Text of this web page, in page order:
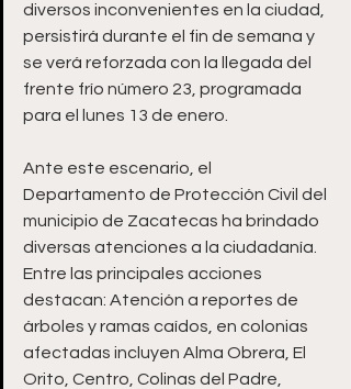
diversos inconvenientes en la ciudad,
persistirá durante el fin de semana y
se verá reforzada con la llegada del
frente frío número 23, programada
para el lunes 13 de enero.
Ante este escenario, el
Departamento de Protección Civil del
municipio de Zacatecas ha brindado
diversas atenciones a la ciudadanía.
Entre las principales acciones
destacan: Atención a reportes de
árboles y ramas caídos, en colonias
afectadas incluyen Alma Obrera, El
Orito, Centro, Colinas del Padre,